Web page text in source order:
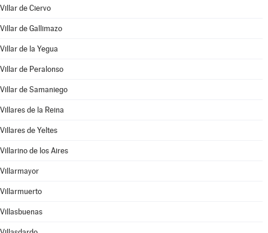
Villar de Ciervo
Villar de Gallimazo
Villar de la Yegua
Villar de Peralonso
Villar de Samaniego
Villares de la Reina
Villares de Yeltes
Villarino de los Aires
Villarmayor
Villarmuerto
Villasbuenas